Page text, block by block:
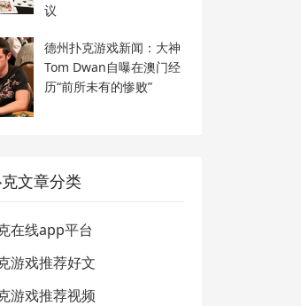
议
德州扑克游戏新闻：大神
Tom Dwan自曝在澳门经
历“前所未有的惨败”
文章分类
在线app平台
游戏推荐好文
游戏推荐视频